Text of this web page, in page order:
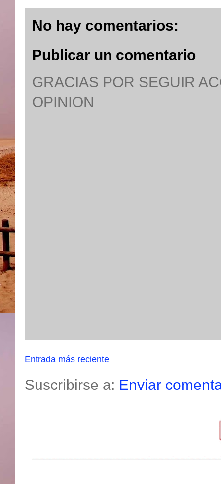
No hay comentarios:
Publicar un comentario
GRACIAS POR SEGUIR
OPINION
Entrada más reciente
Suscribirse a: Enviar